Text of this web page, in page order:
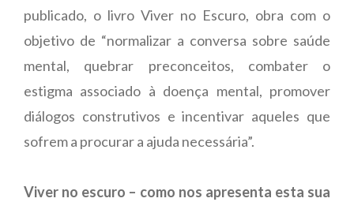
publicado, o livro Viver no Escuro, obra com o
objetivo de “normalizar a conversa sobre saúde
mental, quebrar preconceitos, combater o
estigma associado à doença mental, promover
diálogos construtivos e incentivar aqueles que
sofrem a procurar a ajuda necessária”.
Viver no escuro – como nos apresenta esta sua